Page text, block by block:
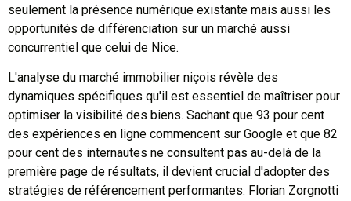
seulement la présence numérique existante mais aussi les
opportunités de différenciation sur un marché aussi
concurrentiel que celui de Nice.
L'analyse du marché immobilier niçois révèle des
dynamiques spécifiques qu'il est essentiel de maîtriser pour
optimiser la visibilité des biens. Sachant que 93 pour cent
des expériences en ligne commencent sur Google et que 82
pour cent des internautes ne consultent pas au-delà de la
première page de résultats, il devient crucial d'adopter des
stratégies de référencement performantes. Florian Zorgnotti